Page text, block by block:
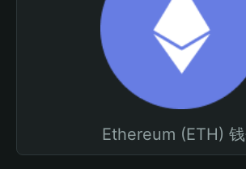
Ethereum (ETH)